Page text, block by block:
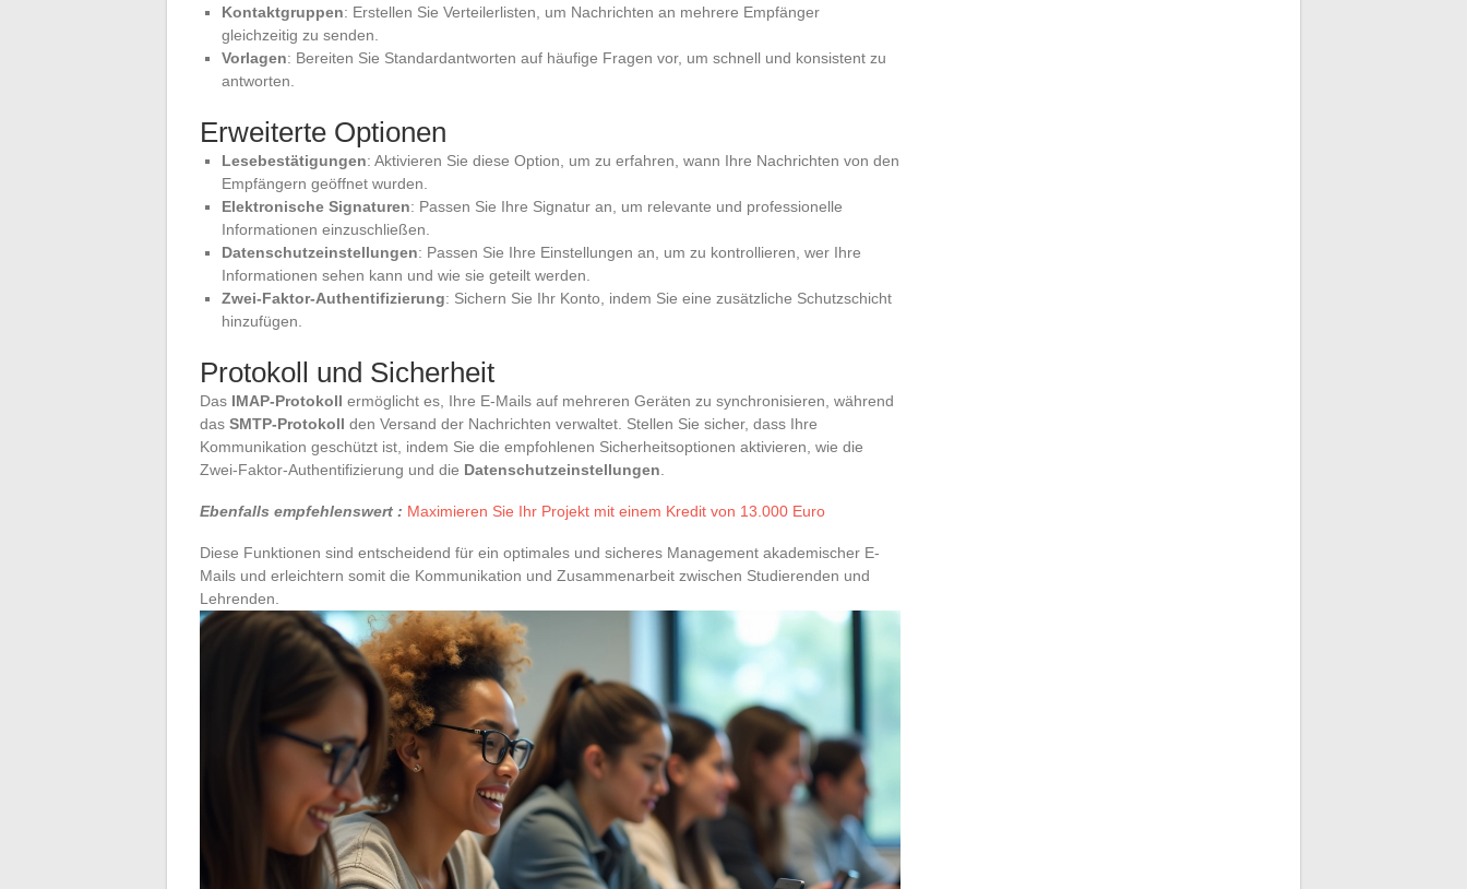
Kontaktgruppen: Erstellen Sie Verteilerlisten, um Nachrichten an mehrere Empfänger
gleichzeitig zu senden.
Vorlagen: Bereiten Sie Standardantworten auf häufige Fragen vor, um schnell und konsistent zu
antworten.
Erweiterte Optionen
Lesebestätigungen: Aktivieren Sie diese Option, um zu erfahren, wann Ihre Nachrichten von den
Empfängern geöffnet wurden.
Elektronische Signaturen: Passen Sie Ihre Signatur an, um relevante und professionelle
Informationen einzuschließen.
Datenschutzeinstellungen: Passen Sie Ihre Einstellungen an, um zu kontrollieren, wer Ihre
Informationen sehen kann und wie sie geteilt werden.
Zwei-Faktor-Authentifizierung: Sichern Sie Ihr Konto, indem Sie eine zusätzliche Schutzschicht
hinzufügen.
Protokoll und Sicherheit
Das IMAP-Protokoll ermöglicht es, Ihre E-Mails auf mehreren Geräten zu synchronisieren, während
das SMTP-Protokoll den Versand der Nachrichten verwaltet. Stellen Sie sicher, dass Ihre
Kommunikation geschützt ist, indem Sie die empfohlenen Sicherheitsoptionen aktivieren, wie die
Zwei-Faktor-Authentifizierung und die Datenschutzeinstellungen
Ebenfalls empfehlenswert : Maximieren Sie Ihr Projekt mit einem Kredit von 13.000 Euro
Diese Funktionen sind entscheidend für ein optimales und sicheres Management akademischer E-
Mails und erleichtern somit die Kommunikation und Zusammenarbeit zwischen Studierenden und
Lehrenden.